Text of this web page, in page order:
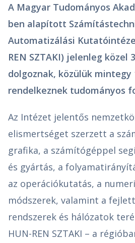
A Magyar Tudományos
ben alapított
Automatizálási
REN SZTAKI) jelenleg közel
dolgoznak, közülük mintegy
rendelkeznek tudományos
Az Intézet jelentős
elismertséget szerzett a
grafika, a számítógéppel
és gyártás, a
az operációkutatás, a
módszerek, valamint a
rendszerek és hálózatok
HUN-REN SZTAKI – a